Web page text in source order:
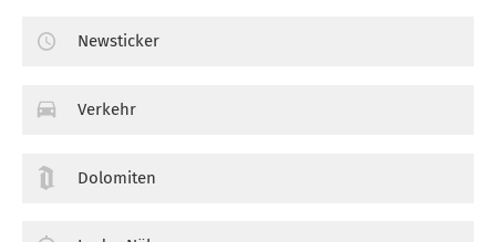
Newsticker
Verkehr
Dolomiten